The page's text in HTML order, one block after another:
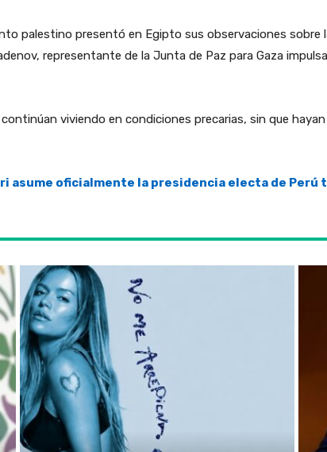
palestino presentó en Egipto sus observaciones
representante de la Junta de Paz para Gaza
viviendo en condiciones precarias, sin que
asume oficialmente la presidencia electa de